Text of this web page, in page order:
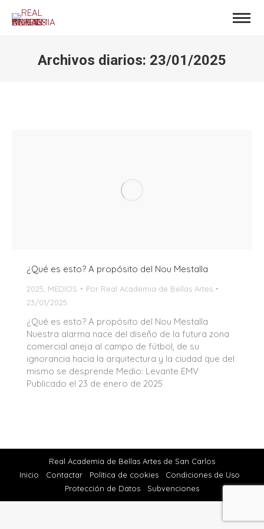
Archivos diarios: 23/01/2025
¿Qué es esto? A propósito del Nou Mestalla
2025 MEDIOS Por Real Academia de Bellas Artes
23/01/2025
¿Qué es esto? A propósito del Nou Mestalla
Nuestra alarma nace del diseño de la futura zona
comercial aneja al campo de fútbol, de su
ignorancia hacia la arquitectura y la ciudad que del
mismo se desprende Medio: Levante EMV
Publicado el 23 de enero de 2025
Real Academia de Bellas Artes de San Carlos
Inicio
Contactar Política de cookies
Condiciones de Uso
Protección de Datos
Subvenciones